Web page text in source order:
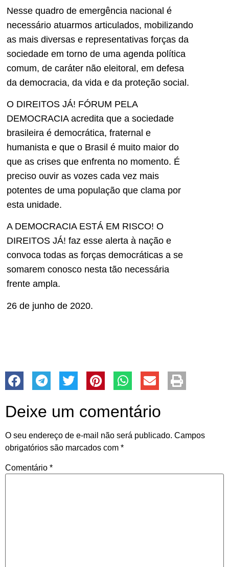
Nesse quadro de emergência nacional é
necessário atuarmos articulados, mobilizando
as mais diversas e representativas forças da
sociedade em torno de uma agenda política
comum, de caráter não eleitoral, em defesa
da democracia, da vida e da proteção social.
O DIREITOS JÁ! FÓRUM PELA
DEMOCRACIA acredita que a sociedade
brasileira é democrática, fraternal e
humanista e que o Brasil é muito maior do
que as crises que enfrenta no momento. É
preciso ouvir as vozes cada vez mais
potentes de uma população que clama por
esta unidade.
A DEMOCRACIA ESTÁ EM RISCO! O
DIREITOS JÁ! faz esse alerta à nação e
convoca todas as forças democráticas a se
somarem conosco nesta tão necessária
frente ampla.
26 de junho de 2020.
Deixe um comentário
O seu endereço de e-mail não será publicado. Campos
obrigatórios são marcados com *
Comentário *